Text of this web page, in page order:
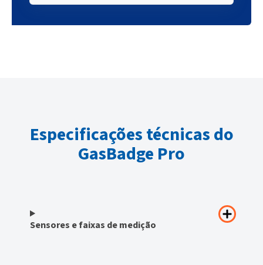
Especificações técnicas do
GasBadge Pro
Sensores e faixas de medição